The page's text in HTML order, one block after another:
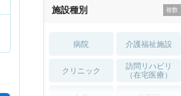
施設種別
病院 介護福祉施設
クリニック
訪問リハビリ
（在宅医療）